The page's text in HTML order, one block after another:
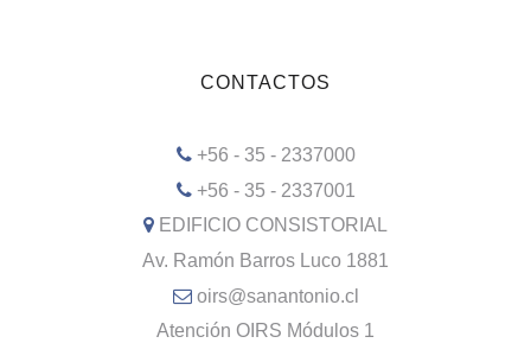
CONTACTOS
+56 - 35 - 2337000
+56 - 35 - 2337001
EDIFICIO CONSISTORIAL
Av. Ramón Barros Luco 1881
oirs@sanantonio.cl
Atención OIRS Módulos 1